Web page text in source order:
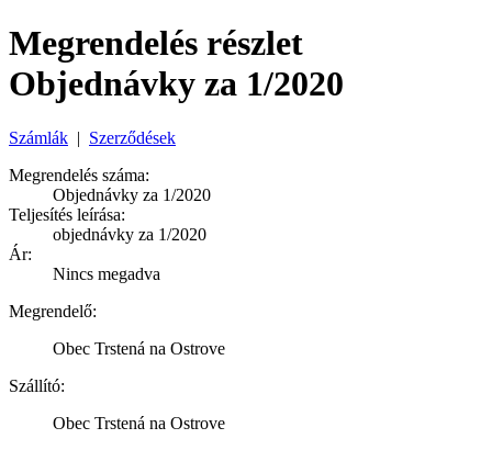
Megrendelés részlet
Objednávky za 1/2020
Számlák | Szerződések
Megrendelés száma:
Objednávky za 1/2020
Teljesítés leírása:
objednávky za 1/2020
Ár:
Nincs megadva
Megrendelő:
Obec Trstená na Ostrove
Szállító:
Obec Trstená na Ostrove